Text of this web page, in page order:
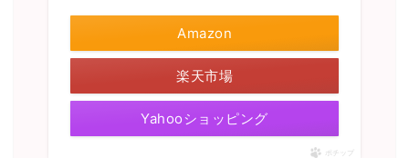
Amazon
楽天市場
Yahooショッピング
ポチップ